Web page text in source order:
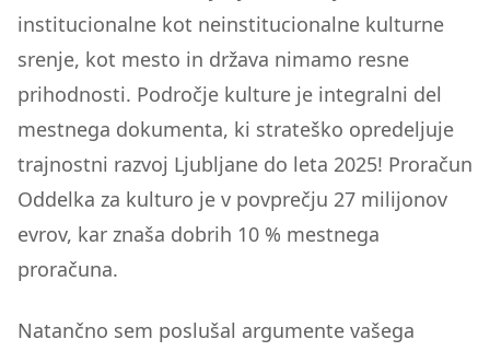
institucionalne kot neinstitucionalne kulturne
srenje, kot mesto in država nimamo resne
prihodnosti. Področje kulture je integralni del
mestnega dokumenta, ki strateško opredeljuje
trajnostni razvoj Ljubljane do leta 2025! Proračun
Oddelka za kulturo je v povprečju 27 milijonov
evrov, kar znaša dobrih 10 % mestnega
proračuna.
Natančno sem poslušal argumente vašega